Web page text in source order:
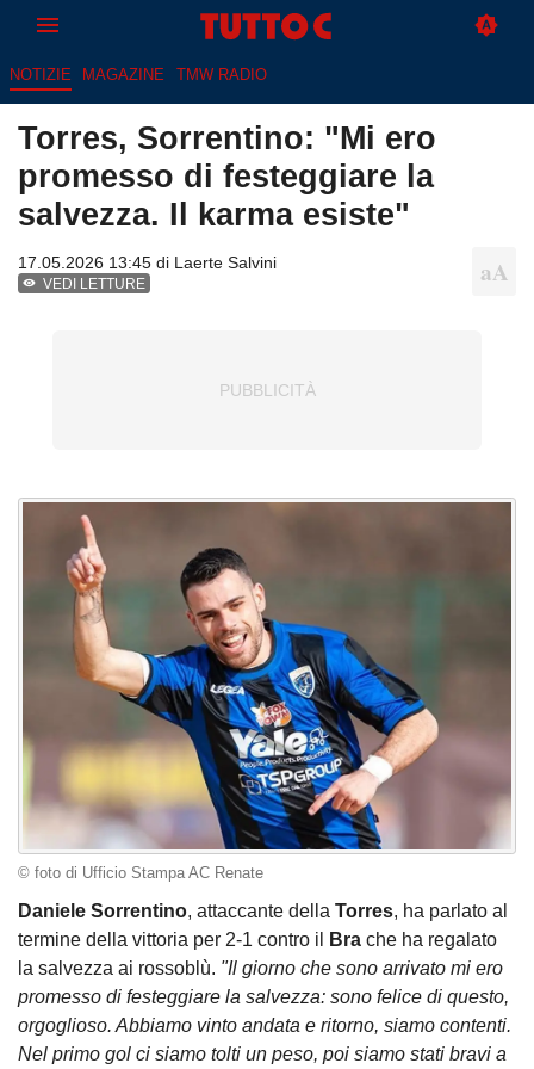
NOTIZIE MAGAZINE TMW RADIO
Torres, Sorrentino: "Mi ero
promesso di festeggiare la
salvezza. Il karma esiste"
17.05.2026 13:45 di Laerte Salvini
VEDI LETTURE
© foto di Ufficio Stampa AC Renate
Daniele Sorrentino, attaccante della Torres, ha parlato al
termine della vittoria per 2-1 contro il
Bra che ha regalato
la salvezza ai rossoblù. "Il giorno che sono arrivato mi ero
promesso di festeggiare la salvezza: sono felice di questo,
orgoglioso. Abbiamo vinto andata e ritorno, siamo contenti.
Nel primo gol ci siamo tolti un peso, poi siamo stati bravi a